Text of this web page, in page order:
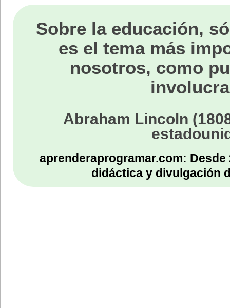
Sobre la educación,
es el tema más
nosotros, como
Abraham Lincoln
aprenderaprogramar.com:
didáctica y divulgación